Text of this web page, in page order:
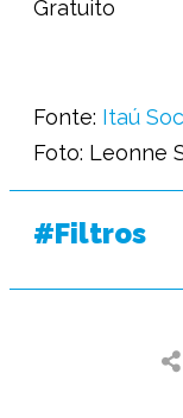
Gratuito
Fonte: Itaú
Foto: Leonne
#Filtros